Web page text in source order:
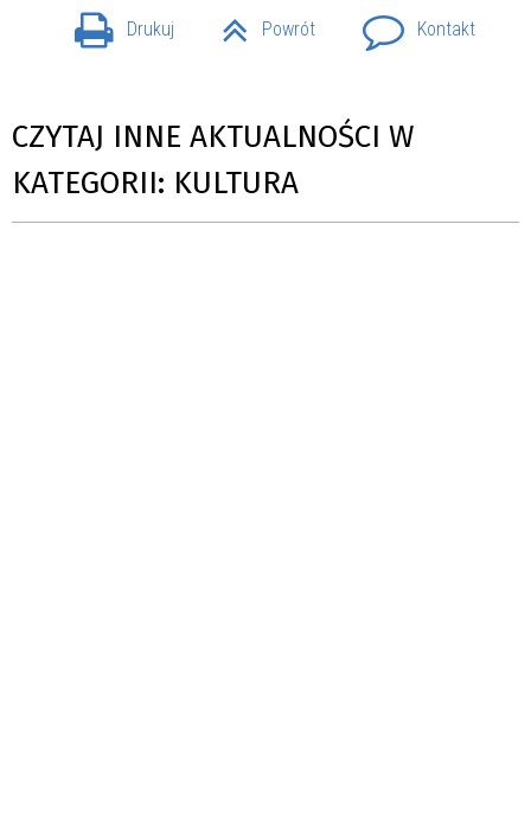
Drukuj Powrót Kontakt
CZYTAJ INNE AKTUALNOŚCI W
KATEGORII: KULTURA